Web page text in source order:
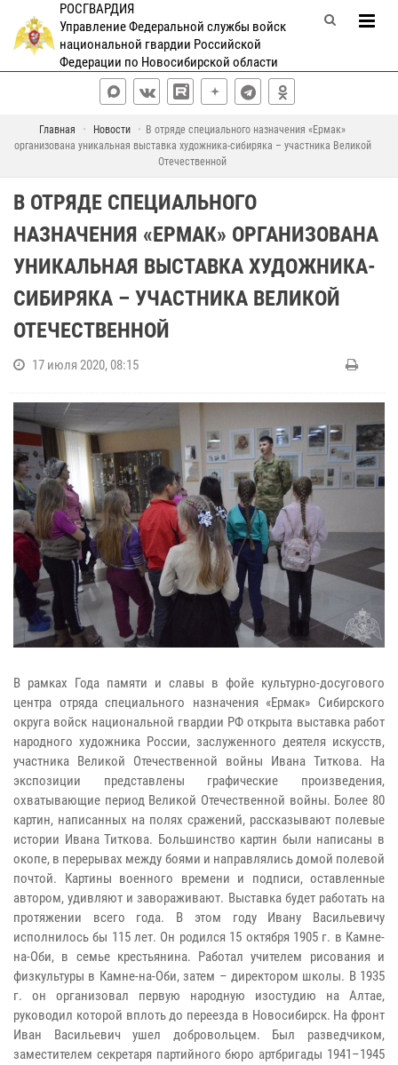
РОСГВАРДИЯ
Управление Федеральной службы войск
национальной гвардии Российской
Федерации по Новосибирской области
Главная Новости
В отряде специального назначения «Ермак»
организована уникальная выставка художника-сибиряка – участника Великой
Отечественной
В ОТРЯДЕ СПЕЦИАЛЬНОГО
НАЗНАЧЕНИЯ «ЕРМАК» ОРГАНИЗОВАНА
УНИКАЛЬНАЯ ВЫСТАВКА ХУДОЖНИКА-
СИБИРЯКА – УЧАСТНИКА ВЕЛИКОЙ
ОТЕЧЕСТВЕННОЙ
17 июля 2020, 08:15
В рамках Года памяти и славы в фойе культурно-досугового
центра отряда специального назначения «Ермак» Сибирского
округа войск национальной гвардии РФ открыта выставка работ
народного художника России, заслуженного деятеля искусств,
участника Великой Отечественной войны Ивана Титкова. На
экспозиции представлены графические произведения,
охватывающие период Великой Отечественной войны. Более 80
картин, написанных на полях сражений, рассказывают полевые
истории Ивана Титкова. Большинство картин были написаны в
окопе, в перерывах между боями и направлялись домой полевой
почтой. Картины военного времени и подписи, оставленные
автором, удивляют и завораживают. Выставка будет работать на
протяжении всего года. В этом году Ивану Васильевичу
исполнилось бы 115 лет. Он родился 15 октября 1905 г. в Камне-
на-Оби, в семье крестьянина. Работал учителем рисования и
физкультуры в Камне-на-Оби, затем – директором школы. В 1935
г. он организовал первую народную изостудию на Алтае,
руководил которой вплоть до переезда в Новосибирск. На фронт
Иван Васильевич ушел добровольцем. Был разведчиком,
заместителем секретаря партийного бюро артбригады 1941–1945